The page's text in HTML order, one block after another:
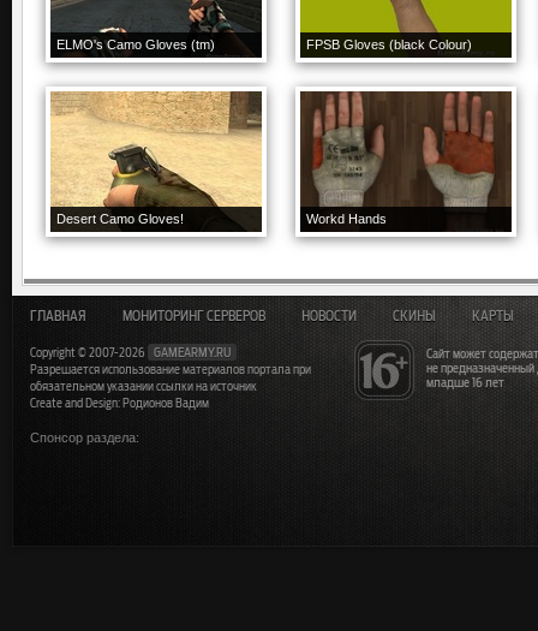
ELMO's Camo Gloves (tm) FPSB Gloves (black Colour)
Desert Camo Gloves! Workd Hands
Сайт может
не
младше 16 лет
ГЛАВНАЯ МОНИТОРИНГ СЕРВЕРОВ НОВОСТИ СКИНЫ КАРТЫ
Copyright © 2007-2026
GAMEARMY.RU
Разрешается использование материалов портала при
обязательном указании ссылки на источник
Create and Design: Родионов Вадим
Спонсор раздела: